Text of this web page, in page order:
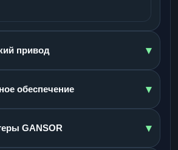
привод ▾
обеспечение ▾
GANSOR ▾